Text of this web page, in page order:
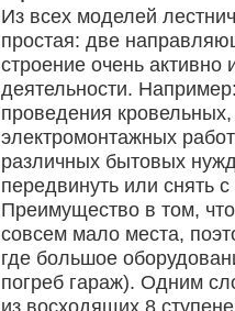
Из всех моделей
простая: две
строение очень активно
деятельности.
проведения
электромонтажных
различных бытовых
передвинуть или снять
Преимущество в том,
совсем мало места,
где большое
погреб гараж). Одним